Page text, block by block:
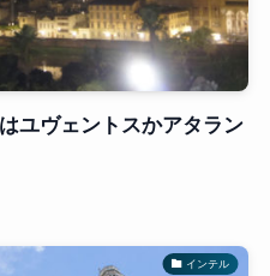
ユヴェントスかアタラン
インテル